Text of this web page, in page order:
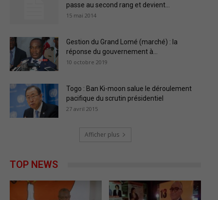
passe au second rang et devient...
15 mai 2014
Gestion du Grand Lomé (marché) : la
réponse du gouvernement à...
10 octobre 2019
Togo : Ban Ki-moon salue le déroulement
pacifique du scrutin présidentiel
27 avril 2015
Afficher plus
TOP NEWS